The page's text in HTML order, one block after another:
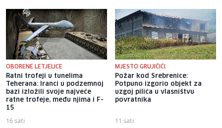
OBORENE LETJELICE
Ratni trofeji u tunelima
Teherana: Iranci u podzemnoj
bazi izložili svoje najveće
ratne trofeje, među njima i F-
15
16 sati
MJESTO GRUJIČIĆI
Požar kod Srebrenice:
Potpuno izgorio objekt za
uzgoj pilića u vlasništvu
povratnika
11 sati